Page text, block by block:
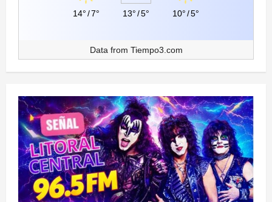
14°/7° 13°/5° 10°/5°
Data from Tiempo3.com